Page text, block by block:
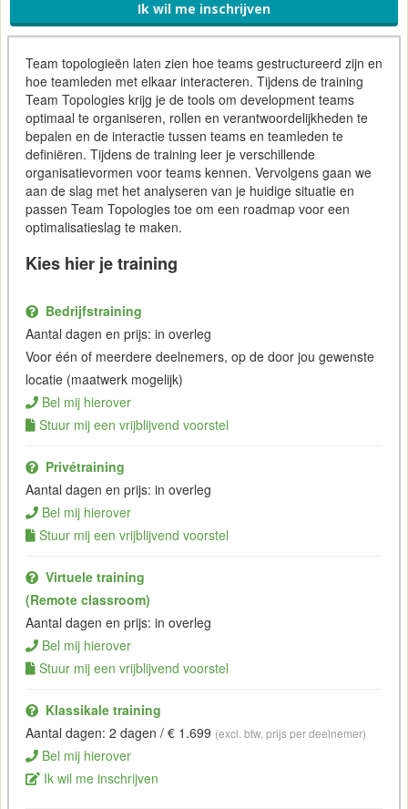
Ik wil me inschrijven
Team topologieën laten zien hoe teams gestructureerd zijn en
hoe teamleden met elkaar interacteren. Tijdens de training
Team Topologies krijg je de tools om development teams
optimaal te organiseren, rollen en verantwoordelijkheden te
bepalen en de interactie tussen teams en teamleden te
definiëren. Tijdens de training leer je verschillende
organisatievormen voor teams kennen. Vervolgens gaan we
aan de slag met het analyseren van je huidige situatie en
passen Team Topologies toe om een roadmap voor een
optimalisatieslag te maken.
Kies hier je training
Bedrijfstraining
Aantal dagen en prijs: in overleg
Voor één of meerdere deelnemers, op de door jou gewenste
locatie (maatwerk mogelijk)
Bel mij hierover
Stuur mij een vrijblijvend voorstel
Privétraining
Aantal dagen en prijs: in overleg
Bel mij hierover
Stuur mij een vrijblijvend voorstel
Virtuele training
(Remote classroom)
Aantal dagen en prijs: in overleg
Bel mij hierover
Stuur mij een vrijblijvend voorstel
Klassikale training
Aantal dagen: 2 dagen / € 1.699 (excl. btw, prijs per deelnemer)
Bel mij hierover
Ik wil me inschrijven